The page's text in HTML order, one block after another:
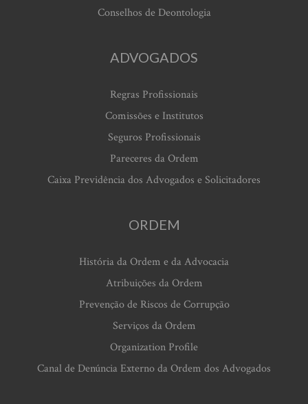
Conselhos de Deontologia
ADVOGADOS
Regras Profissionais
Comissões e Institutos
Seguros Profissionais
Pareceres da Ordem
Caixa Previdência dos Advogados e Solicitadores
ORDEM
História da Ordem e da Advocacia
Atribuições da Ordem
Prevenção de Riscos de Corrupção
Serviços da Ordem
Organization Profile
Canal de Denúncia Externo da Ordem dos Advogados